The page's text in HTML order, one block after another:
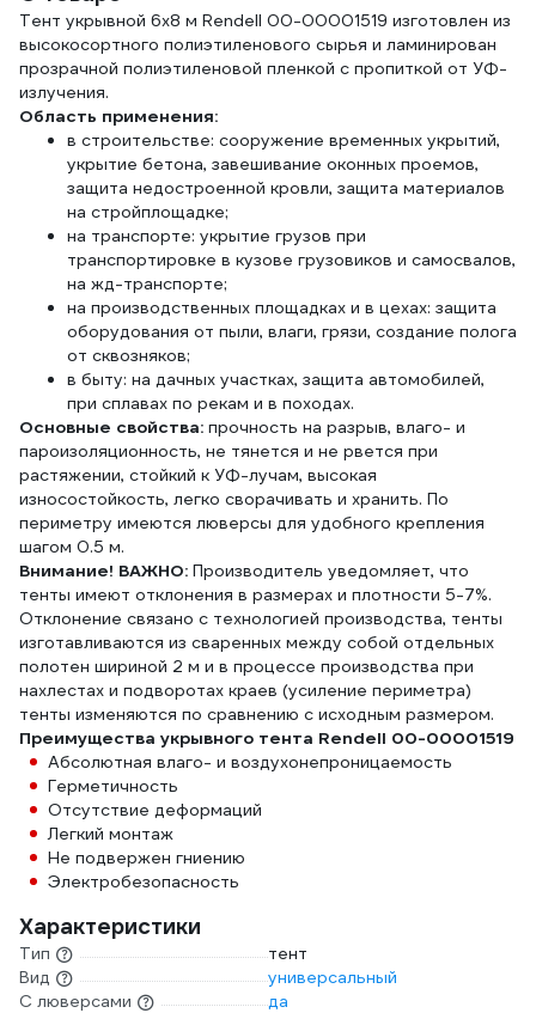
Тент укрывной 6х8 м Rendell 00-00001519 изготовлен из
высокосортного полиэтиленового сырья и ламинирован
прозрачной полиэтиленовой пленкой с пропиткой от УФ-
излучения.
Область применения:
в строительстве: сооружение временных укрытий,
укрытие бетона, завешивание оконных проемов,
защита недостроенной кровли, защита материалов
на стройплощадке;
на транспорте: укрытие грузов при
транспортировке в кузове грузовиков и самосвалов,
на жд-транспорте;
на производственных площадках и в цехах: защита
оборудования от пыли, влаги, грязи, создание полога
от сквозняков;
в быту: на дачных участках, защита автомобилей,
при сплавах по рекам и в походах.
Основные свойства: прочность на разрыв, влаго- и
пароизоляционность, не тянется и не рвется при
растяжении, стойкий к УФ-лучам, высокая
износостойкость, легко сворачивать и хранить. По
периметру имеются люверсы для удобного крепления
шагом 0.5 м.
Внимание! ВАЖНО: Производитель уведомляет, что
тенты имеют отклонения в размерах и плотности 5-7%.
Отклонение связано с технологией производства, тенты
изготавливаются из сваренных между собой отдельных
полотен шириной 2 м и в процессе производства при
нахлестах и подворотах краев (усиление периметра)
тенты изменяются по сравнению с исходным размером.
Преимущества укрывного тента Rendell 00-00001519
Абсолютная влаго- и воздухонепроницаемость
Герметичность
Отсутствие деформаций
Легкий монтаж
Не подвержен гниению
Электробезопасность
Характеристики
Тип
тент
Вид
универсальный
С люверсами
да